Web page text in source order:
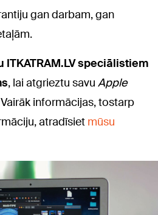
gan darbam, gan
speciālistiem
, lai atgrieztu savu Apple
informācijas, tostarp
atradīsiet mūsu